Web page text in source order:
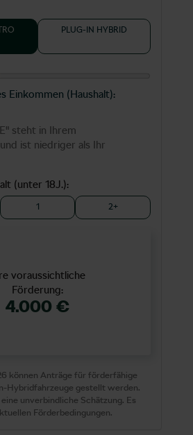
PLUG-IN HYBRID
Einkommen (Haushalt):
steht in Ihrem
ist niedriger als Ihr
(unter 18J.):
1 2+
voraussichtliche
Förderung:
4.000 €
können Anträge für förderfähige
Hybridfahrzeuge gestellt werden.
unverbindliche Schätzung. Es
Förderbedingungen.